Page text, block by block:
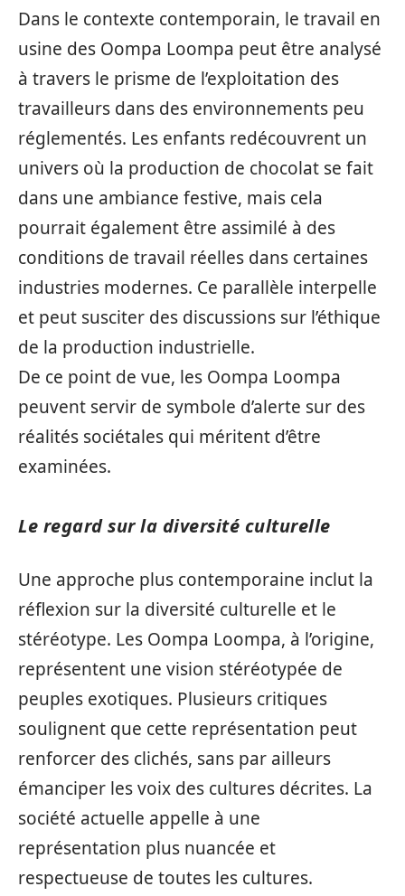
Dans le contexte contemporain, le travail en
usine des Oompa Loompa peut être analysé
à travers le prisme de l’exploitation des
travailleurs dans des environnements peu
réglementés. Les enfants redécouvrent un
univers où la production de chocolat se fait
dans une ambiance festive, mais cela
pourrait également être assimilé à des
conditions de travail réelles dans certaines
industries modernes. Ce parallèle interpelle
et peut susciter des discussions sur l’éthique
de la production industrielle.
De ce point de vue, les Oompa Loompa
peuvent servir de symbole d’alerte sur des
réalités sociétales qui méritent d’être
examinées.
Le regard sur la diversité culturelle
Une approche plus contemporaine inclut la
réflexion sur la diversité culturelle et le
stéréotype. Les Oompa Loompa, à l’origine,
représentent une vision stéréotypée de
peuples exotiques. Plusieurs critiques
soulignent que cette représentation peut
renforcer des clichés, sans par ailleurs
émanciper les voix des cultures décrites. La
société actuelle appelle à une
représentation plus nuancée et
respectueuse de toutes les cultures.